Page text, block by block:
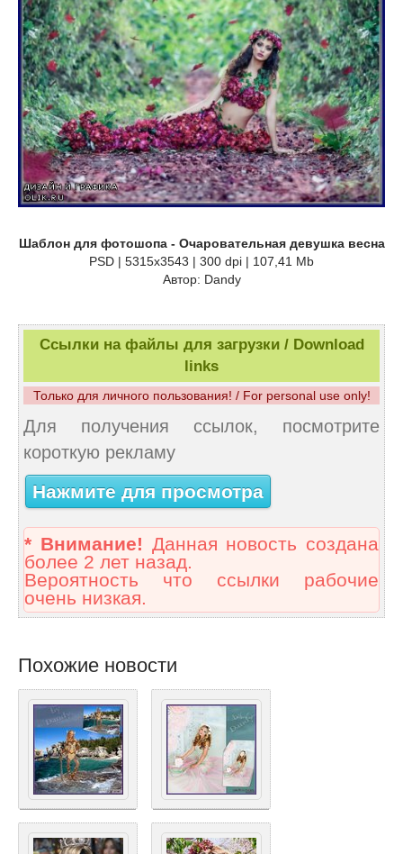
Шаблон для фотошопа - Очаровательная девушка весна
PSD | 5315x3543 | 300 dpi | 107,41 Mb
Автор: Dandy
Ссылки на файлы для загрузки / Download
links
Только для личного пользования! / For personal use only!
Для получения ссылок, посмотрите
короткую рекламу
Нажмите для просмотра
* Внимание! Данная новость создана
более 2 лет назад.
Вероятность что ссылки рабочие
очень низкая.
Похожие новости